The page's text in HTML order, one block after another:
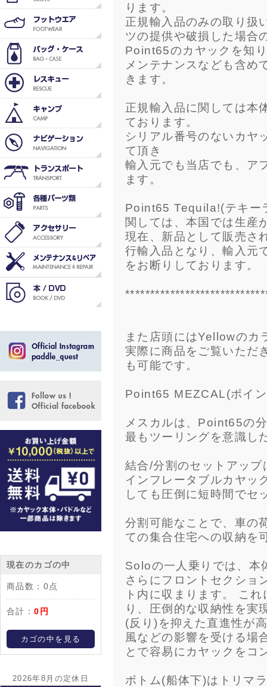
現在のカゴの中
商品数： 0点
合計：0円
カゴの中を見る
2026年8月の定休日
ります。
正規輸入品のみの取り扱
ツの提供や破損した場合
Point65のカヤックを知
メンテナンスなども含め
きます。
正規輸入品に関しては本
ております。
シリアル番号のないカヤ
て頂き
輸入元でも当店でも、ア
ます。
Point65 Tequila!(テキー
関しては、本国では生産
現在、新品として販売さ
行輸入品となり、輸入元
をお断りしております。
また店頭にはYellowのカ
実際に商品をご覧いただ
も可能です。
Point65 MEZCAL(ポイ
メスカルは、Point65の
最もツーリングを意識し
結合/分割のセットアップ
インフレータブルカヤッ
しても圧倒に短時間でセ
分割可能なことで、車の
ての集合住宅への収納を
Soloの一人乗りでは、本
さらにフロントセクショ
ト内に収まります。 こ
り、圧倒的な収納性を実
(反り)を抑えた直進性が
風などの影響を受ける場
とで容易にカヤックをコ
ボトム(船体下)はトリマ